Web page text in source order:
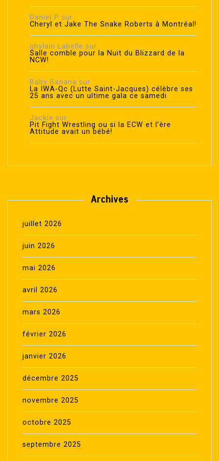
Daniel P sur
Cheryl et Jake The Snake Roberts à Montréal!
ghylain Labelle sur
Salle comble pour la Nuit du Blizzard de la
NCW!
Baby Banana sur
La IWA-Qc (Lutte Saint-Jacques) célèbre ses
25 ans avec un ultime gala ce samedi
Jackie sur
Pit Fight Wrestling ou si la ECW et l’ère
Attitude avait un bébé!
Archives
juillet 2026
juin 2026
mai 2026
avril 2026
mars 2026
février 2026
janvier 2026
décembre 2025
novembre 2025
octobre 2025
septembre 2025